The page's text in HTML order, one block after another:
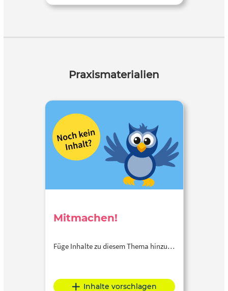
Praxismaterialien
Mitmachen!
Füge Inhalte zu diesem Thema hinzu…
Inhalte vorschlagen